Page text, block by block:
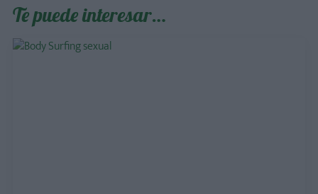
Te puede interesar…